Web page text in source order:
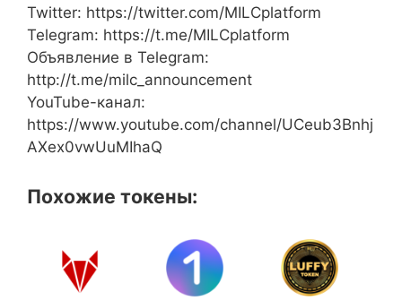
Twitter: https://twitter.com/MILCplatform
Telegram: https://t.me/MILCplatform
Объявление в Telegram:
http://t.me/milc_announcement
YouTube-канал:
https://www.youtube.com/channel/UCeub3Bnhj
AXex0vwUuMIhaQ
Похожие токены: